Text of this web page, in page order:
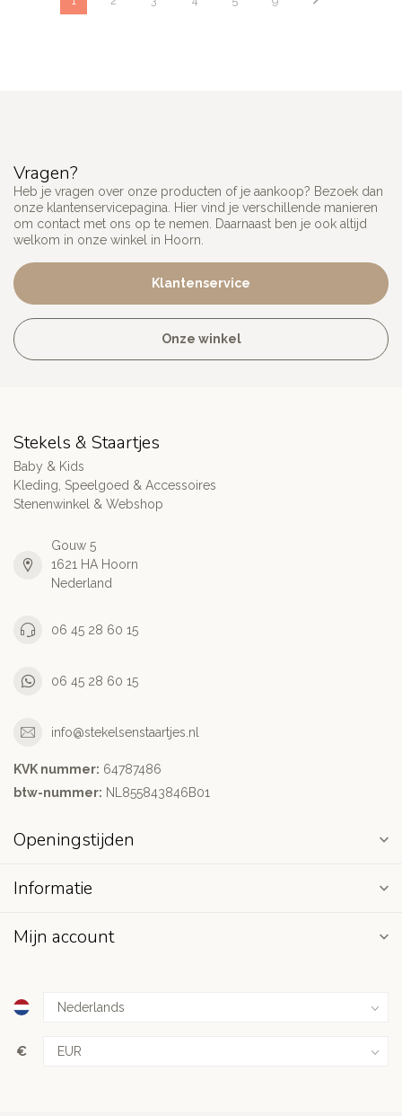
Vragen?
Heb je vragen over onze producten of je aankoop? Bezoek dan
onze klantenservicepagina. Hier vind je verschillende manieren
om contact met ons op te nemen. Daarnaast ben je ook altijd
welkom in onze winkel in Hoorn.
Klantenservice
Onze winkel
Stekels & Staartjes
Baby & Kids
Kleding, Speelgoed & Accessoires
Stenenwinkel & Webshop
Gouw 5
1621 HA Hoorn
Nederland
06 45 28 60 15
06 45 28 60 15
info@stekelsenstaartjes.nl
KVK nummer: 64787486
btw-nummer: NL855843846B01
Openingstijden
Informatie
Mijn account
€